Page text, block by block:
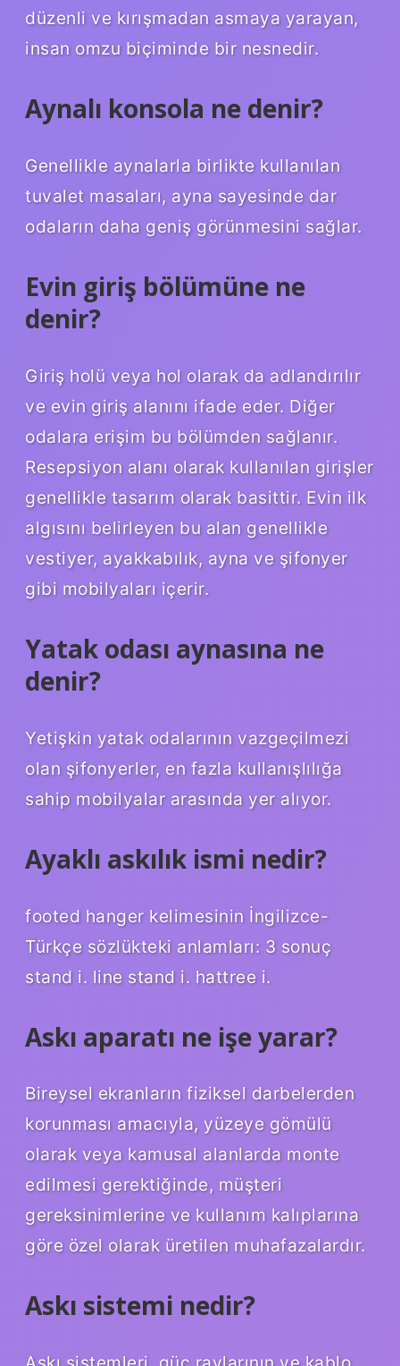
düzenli ve kırışmadan asmaya yarayan,
insan omzu biçiminde bir nesnedir.
Aynalı konsola ne denir?
Genellikle aynalarla birlikte kullanılan
tuvalet masaları, ayna sayesinde dar
odaların daha geniş görünmesini sağlar.
Evin giriş bölümüne ne
denir?
Giriş holü veya hol olarak da adlandırılır
ve evin giriş alanını ifade eder. Diğer
odalara erişim bu bölümden sağlanır.
Resepsiyon alanı olarak kullanılan girişler
genellikle tasarım olarak basittir. Evin ilk
algısını belirleyen bu alan genellikle
vestiyer, ayakkabılık, ayna ve şifonyer
gibi mobilyaları içerir.
Yatak odası aynasına ne
denir?
Yetişkin yatak odalarının vazgeçilmezi
olan şifonyerler, en fazla kullanışlılığa
sahip mobilyalar arasında yer alıyor.
Ayaklı askılık ismi nedir?
footed hanger kelimesinin İngilizce-
Türkçe sözlükteki anlamları: 3 sonuç
stand i. line stand i. hattree i.
Askı aparatı ne işe yarar?
Bireysel ekranların fiziksel darbelerden
korunması amacıyla, yüzeye gömülü
olarak veya kamusal alanlarda monte
edilmesi gerektiğinde, müşteri
gereksinimlerine ve kullanım kalıplarına
göre özel olarak üretilen muhafazalardır.
Askı sistemi nedir?